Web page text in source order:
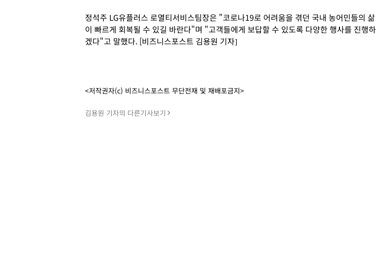
정석주 LG유플러스 로열티서비스팀장은 "코로나19로 어려움을 겪던 국내 농어민들의 삶
이 빠르게 회복될 수 있길 바란다"며 "고객들에게 보답할 수 있도록 다양한 행사를 진행하
겠다"고 말했다. [비즈니스포스트 김용원 기자]
<저작권자(c) 비즈니스포스트 무단전재 및 재배포금지>
김용원 기자의 다른기사보기